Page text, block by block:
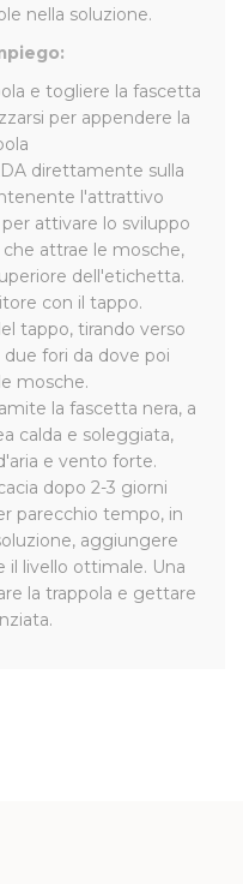
nella soluzione.
e togliere la fascetta
per appendere la
direttamente sulla
l'attrattivo
attivare lo sviluppo
attrae le mosche,
dell'etichetta.
con il tappo.
tappo, tirando verso
due fori da dove poi
mosche.
la fascetta nera, a
calda e soleggiata,
e vento forte.
dopo 2-3 giorni
parecchio tempo, in
aggiungere
il livello ottimale. Una
la trappola e gettare